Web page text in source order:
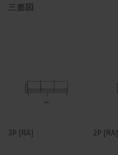
三面図
3P [RA] 2P [RA]